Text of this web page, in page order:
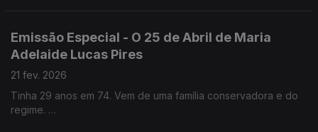
Emissão Especial - O 25 de Abril de Maria
Adelaide Lucas Pires
21 fev. 2026
Tinha 29 anos em 74. Vem de uma família conservadora e do
regime.